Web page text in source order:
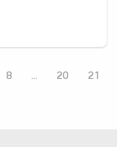
8 ... 20 21